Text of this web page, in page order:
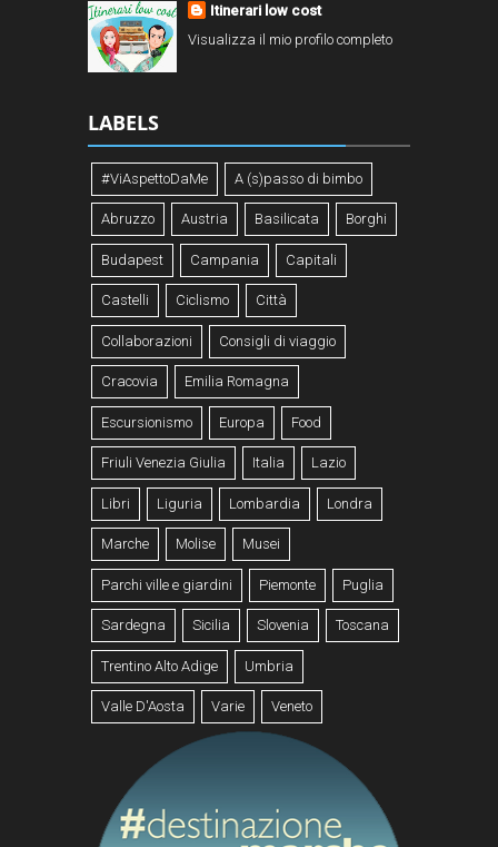
Itinerari low cost
Visualizza il mio profilo completo
LABELS
#ViAspettoDaMe A (s)passo di bimbo
Abruzzo Austria Basilicata Borghi
Budapest Campania Capitali
Castelli Ciclismo Città
Collaborazioni Consigli di viaggio
Cracovia Emilia Romagna
Escursionismo Europa Food
Friuli Venezia Giulia Italia Lazio
Libri Liguria Lombardia Londra
Marche Molise Musei
Parchi ville e giardini Piemonte Puglia
Sardegna Sicilia Slovenia Toscana
Trentino Alto Adige Umbria
Valle D'Aosta Varie Veneto